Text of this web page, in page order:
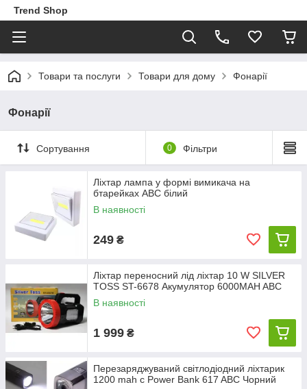
Trend Shop
Товари та послуги Товари для дому Фонарії
Фонарії
Сортування 0 Фільтри
Ліхтар лампа у формі вимикача на
бтарейках ABC білий
В наявності
249 ₴
Ліхтар переносний лід ліхтар 10 W SILVER
TOSS ST-6678 Акумулятор 6000MAH ABC
В наявності
1 999 ₴
Перезаряджуваний світлодіодний ліхтарик
1200 mah c Power Bank 617 ABC Чорний